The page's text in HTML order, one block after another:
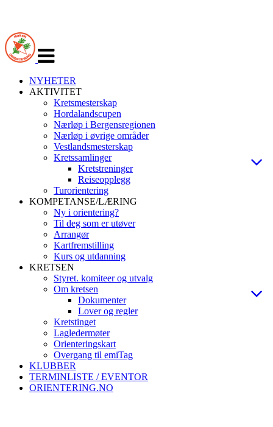
navigasjon
NYHETER
AKTIVITET
Kretsmesterskap
Hordalandscupen
Nærløp i Bergensregionen
Nærløp i øvrige områder
Vestlandsmesterskap
Kretssamlinger
Kretstreninger
Reiseopplegg
Turorientering
KOMPETANSE/LÆRING
Ny i orientering?
Til deg som er utøver
Arrangør
Kartfremstilling
Kurs og utdanning
KRETSEN
Styret. komiteer og utvalg
Om kretsen
Dokumenter
Lover og regler
Kretstinget
Lagledermøter
Orienteringskart
Overgang til emiTag
KLUBBER
TERMINLISTE / EVENTOR
ORIENTERING.NO